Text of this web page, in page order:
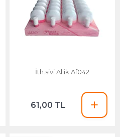
İth.sivi Allik Af042
61,00 TL